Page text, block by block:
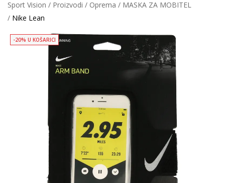
Sport Vision Proizvodi Oprema
MASKA ZA MOBITEL
Nike Lean
-20% U KOŠARICI